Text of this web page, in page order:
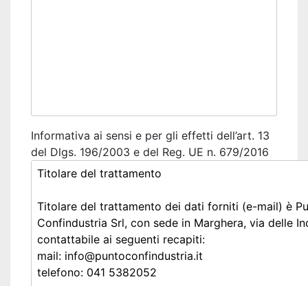
Informativa ai sensi e per gli effetti dell’art. 13
del Dlgs. 196/2003 e del Reg. UE n. 679/2016